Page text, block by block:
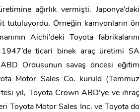
ağırlık vermişti. Japonya’daki
tutuluyordu. Örneğin kamyonların ön
Aichi’deki Toyota fabrikalarını
ticari binek araç üretimi SA
Ordusunun savaş öncesi eğitim
Motor Sales Co. kuruld (Temmuz
yıl, Toyota Crown ABD’ye ve ihraç
Toyota Motor Sales Inc. ve Toyota do